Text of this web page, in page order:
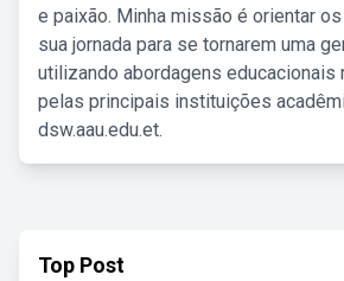
e paixão. Minha missão é orientar
sua jornada para se tornarem uma
utilizando abordagens educacionais
pelas principais instituições
dsw.aau.edu.et.
Top Post